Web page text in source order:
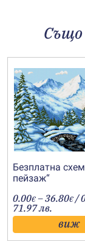
Също
Безплатна
пейзаж“
0.00€ –36.80€ /
71.97 лв.
виж